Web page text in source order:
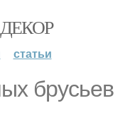
статьи
брусьев